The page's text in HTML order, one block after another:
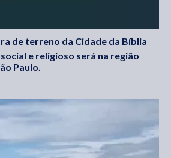
de terreno da Cidade da Bíblia
e religioso será na região
Paulo.